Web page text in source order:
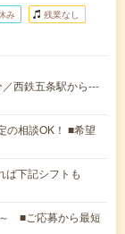
み 残業なし
西鉄五条駅から---
の相談OK！ ■希望
ば下記シフトも
～ ■ご応募から最短